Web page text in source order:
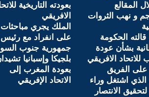
المقالع
و نهب الثروات
قالته الحكومة
بشأن عودة
للاتحاد الافريقي
الفريق
الذي اشتغل وراء
الانتصار
بعودته التاريخية
الافريقي
الملك يجري مباحثات
على انفراد مع رئيس
جمهورية جنوب
بلجيكا وإسبانيا
بعودة المغرب إلى
الاتحاد الإفريقي